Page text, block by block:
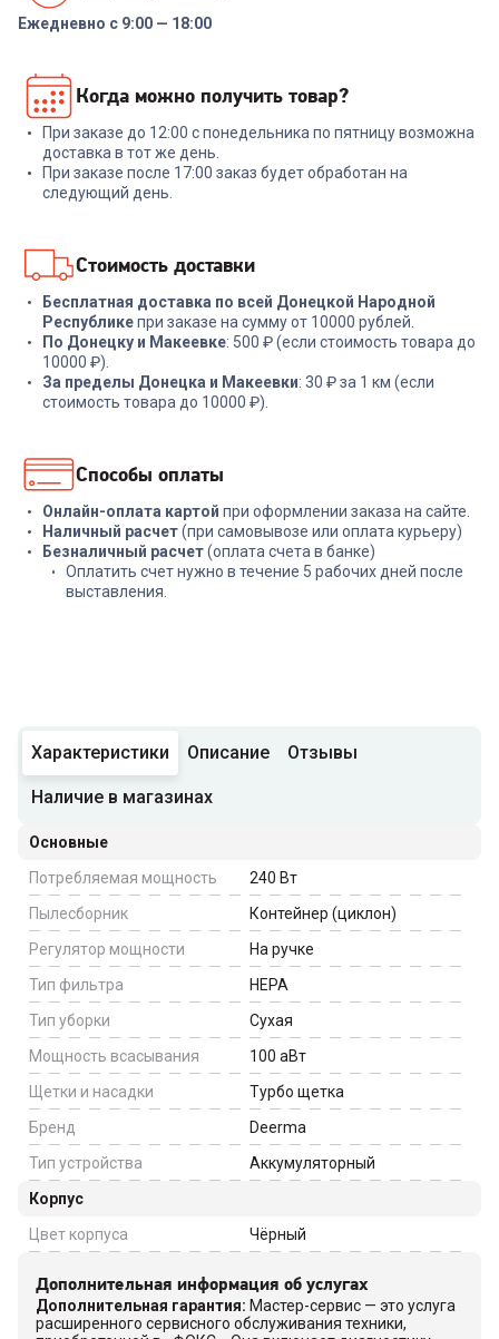
Пароочиститель ARESA AR-
4901
+ 107 бонусов
3 589₽
CF-3100
5 289₽
Ежедневно с 9:00 — 18:00
Когда можно получить товар?
При заказе до 12:00 с понедельника по пятницу возможна
доставка в тот же день.
При заказе после 17:00 заказ будет обработан на
следующий день.
Стоимость доставки
Бесплатная доставка по всей Донецкой Народной
Республикепри заказе на сумму от 10000 рублей.
По Донецку и Макеевке: 500 ₽ (если стоимость товара до
10000 ₽).
За пределы Донецка и Макеевки: 30 ₽ за 1 км (если
стоимость товара до 10000 ₽).
Способы оплаты
Онлайн-оплата картой при оформлении заказа на сайте.
Наличный расчет(при самовывозе или оплата курьеру)
Безналичный расчет(оплата счета в банке)
Оплатить счет нужно в течение 5 рабочих дней после
выставления.
Характеристики Описание Отзывы
Наличие в магазинах
Основные
Потребляемая мощность
240 Вт
Пылесборник
Контейнер (циклон)
Регулятор мощности
На ручке
Тип фильтра
HEPA
Тип уборки
Сухая
Мощность всасывания
100 аВт
Щетки и насадки
Турбо щетка
Бренд
Deerma
Тип устройства
Аккумуляторный
Корпус
Цвет корпуса
Чёрный
Дополнительная информация об услугах
Дополнительная гарантия: Мастер-сервис — это услуга
расширенного сервисного обслуживания техники,